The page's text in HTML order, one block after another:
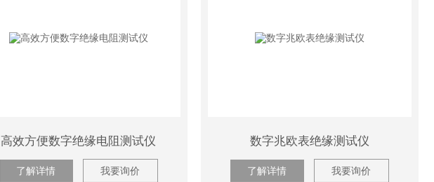
高效方便数字绝缘电阻测试仪
了解详情 我要询价
数字兆欧表绝缘测试仪
了解详情 我要询价